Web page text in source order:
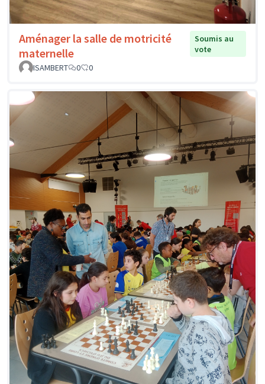
Aménager la salle de motricité
maternelle
Soumis au
vote
ISAMBERT
0 0